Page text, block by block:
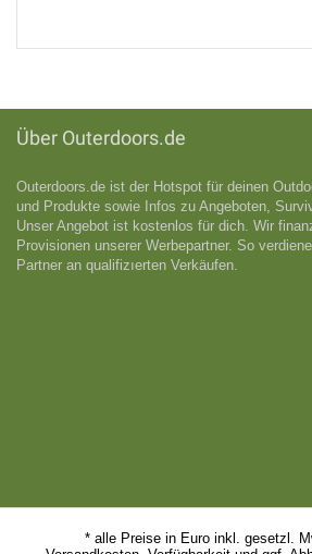
Über Outerdoors.de
Outerdoors.de ist der Hotspot für deinen
und Produkte sowie Infos zu Angeboten,
Unser Angebot ist kostenlos für dich. Wir
Provisionen unserer Werbepartner. So
Partner an qualifizıerten Verkäufen.
* alle Preise in Euro inkl. gesetzl.